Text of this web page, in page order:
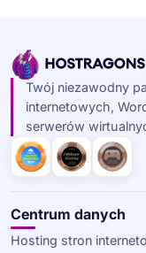
Twój niezawodny
internetowych,
serwerów
Centrum danych
Hosting stron